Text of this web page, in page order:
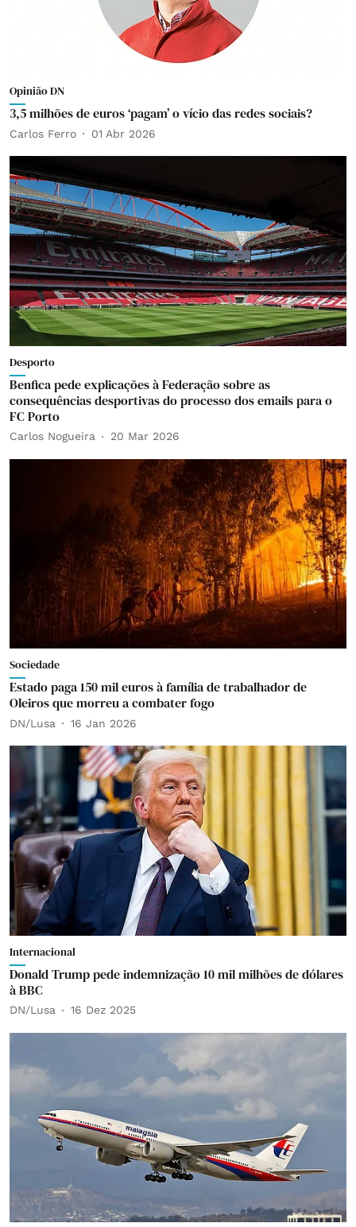
Opinião DN
3,5 milhões de euros ‘pagam’ o vício das redes sociais?
Carlos Ferro 01 Abr 2026
Desporto
Benfica pede explicações à Federação sobre as
consequências desportivas do processo dos emails para o
FC Porto
Carlos Nogueira 20 Mar 2026
Sociedade
Estado paga 150 mil euros à família de trabalhador de
Oleiros que morreu a combater fogo
DN/Lusa 16 Jan 2026
Internacional
Donald Trump pede indemnização 10 mil milhões de dólares
à BBC
DN/Lusa 16 Dez 2025